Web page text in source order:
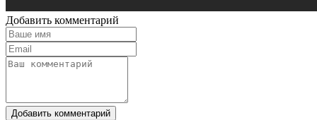
Добавить комментарий
Добавить комментарий